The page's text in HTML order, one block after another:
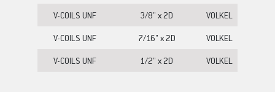
V-COILS UNF
3/8" x 2D
VOLKEL
V-COILS UNF
7/16" x 2D
VOLKEL
V-COILS UNF
1/2" x 2D VOLKEL